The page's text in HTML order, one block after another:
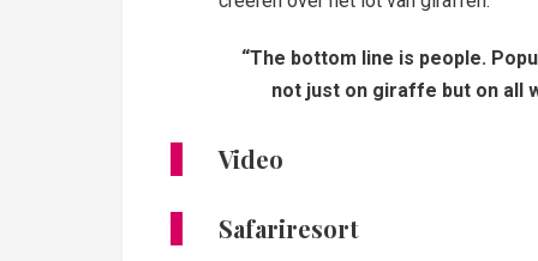
“The bottom line is people.
not just on giraffe but on all
Video
Safariresort